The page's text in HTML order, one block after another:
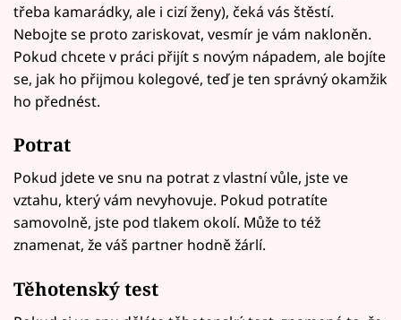
třeba kamarádky, ale i cizí ženy), čeká vás štěstí.
Nebojte se proto zariskovat, vesmír je vám nakloněn.
Pokud chcete v práci přijít s novým nápadem, ale bojíte
se, jak ho přijmou kolegové, teď je ten správný okamžik
ho přednést.
Potrat
Pokud jdete ve snu na potrat z vlastní vůle, jste ve
vztahu, který vám nevyhovuje. Pokud potratíte
samovolně, jste pod tlakem okolí. Může to též
znamenat, že váš partner hodně žárlí.
Těhotenský test